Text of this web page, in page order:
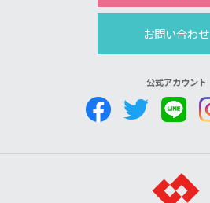
お問い合わせ
公式アカウント